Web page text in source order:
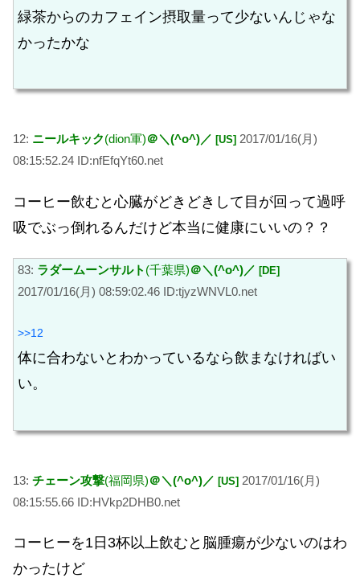
緑茶からのカフェイン摂取量って少ないんじゃな
かったかな
12: ニールキック(dion軍)＠＼(^o^)／ [US] 2017/01/16(月)
08:15:52.24 ID:nfEfqYt60.net
コーヒー飲むと心臓がどきどきして目が回って過呼
吸でぶっ倒れるんだけど本当に健康にいいの？？
83: ラダームーンサルト (千葉県)＠＼(^o^)／ [DE]
2017/01/16(月) 08:59:02.46 ID:tjyzWNVL0.net
>>12
体に合わないとわかっているなら飲まなければい
い。
13: チェーン攻撃(福岡県)＠＼(^o^)／ [US] 2017/01/16(月)
08:15:55.66 ID:HVkp2DHB0.net
コーヒーを1日3杯以上飲むと脳腫瘍が少ないのはわ
かったけど